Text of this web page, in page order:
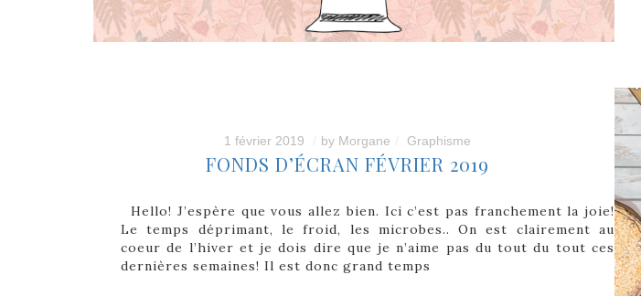
1 février 2019 by Morgane Graphisme
FONDS D’ÉCRAN FÉVRIER 2019
Hello! J’espère que vous allez bien. Ici c’est pas franchement la joie!
Le temps déprimant, le froid, les microbes.. On est clairement au
coeur de l’hiver et je dois dire que je n’aime pas du tout du tout ces
dernières semaines! Il est donc grand temps